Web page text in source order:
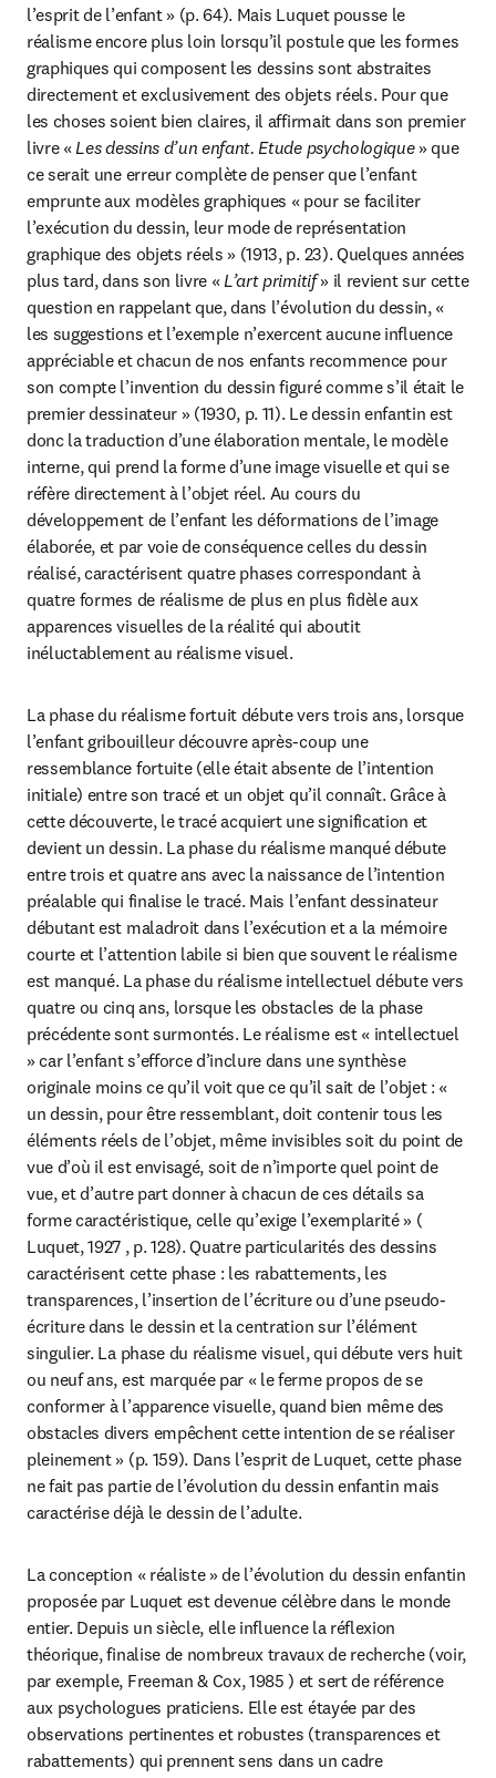
l’esprit de l’enfant » (p. 64). Mais Luquet pousse le
réalisme encore plus loin lorsqu’il postule que les formes
graphiques qui composent les dessins sont abstraites
directement et exclusivement des objets réels. Pour que
les choses soient bien claires, il affirmait dans son premier
livre « Les dessins d’un enfant. Etude psychologique » que
ce serait une erreur complète de penser que l’enfant
emprunte aux modèles graphiques « pour se faciliter
l’exécution du dessin, leur mode de représentation
graphique des objets réels » (1913, p. 23). Quelques années
plus tard, dans son livre « L’art primitif » il revient sur cette
question en rappelant que, dans l’évolution du dessin, «
les suggestions et l’exemple n’exercent aucune influence
appréciable et chacun de nos enfants recommence pour
son compte l’invention du dessin figuré comme s’il était le
premier dessinateur » (1930, p. 11). Le dessin enfantin est
donc la traduction d’une élaboration mentale, le modèle
interne, qui prend la forme d’une image visuelle et qui se
réfère directement à l’objet réel. Au cours du
développement de l’enfant les déformations de l’image
élaborée, et par voie de conséquence celles du dessin
réalisé, caractérisent quatre phases correspondant à
quatre formes de réalisme de plus en plus fidèle aux
apparences visuelles de la réalité qui aboutit
inéluctablement au réalisme visuel.
La phase du réalisme fortuit débute vers trois ans, lorsque
l’enfant gribouilleur découvre après-coup une
ressemblance fortuite (elle était absente de l’intention
initiale) entre son tracé et un objet qu’il connaît. Grâce à
cette découverte, le tracé acquiert une signification et
devient un dessin. La phase du réalisme manqué débute
entre trois et quatre ans avec la naissance de l’intention
préalable qui finalise le tracé. Mais l’enfant dessinateur
débutant est maladroit dans l’exécution et a la mémoire
courte et l’attention labile si bien que souvent le réalisme
est manqué. La phase du réalisme intellectuel débute vers
quatre ou cinq ans, lorsque les obstacles de la phase
précédente sont surmontés. Le réalisme est « intellectuel
» car l’enfant s’efforce d’inclure dans une synthèse
originale moins ce qu’il voit que ce qu’il sait de l’objet : «
un dessin, pour être ressemblant, doit contenir tous les
éléments réels de l’objet, même invisibles soit du point de
vue d’où il est envisagé, soit de n’importe quel point de
vue, et d’autre part donner à chacun de ces détails sa
forme caractéristique, celle qu’exige l’exemplarité » (
Luquet, 1927 , p. 128). Quatre particularités des dessins
caractérisent cette phase : les rabattements, les
transparences, l’insertion de l’écriture ou d’une pseudo-
écriture dans le dessin et la centration sur l’élément
singulier. La phase du réalisme visuel, qui débute vers huit
ou neuf ans, est marquée par « le ferme propos de se
conformer à l’apparence visuelle, quand bien même des
obstacles divers empêchent cette intention de se réaliser
pleinement » (p. 159). Dans l’esprit de Luquet, cette phase
ne fait pas partie de l’évolution du dessin enfantin mais
caractérise déjà le dessin de l’adulte.
La conception « réaliste » de l’évolution du dessin enfantin
proposée par Luquet est devenue célèbre dans le monde
entier. Depuis un siècle, elle influence la réflexion
théorique, finalise de nombreux travaux de recherche (voir,
par exemple, Freeman & Cox, 1985 ) et sert de référence
aux psychologues praticiens. Elle est étayée par des
observations pertinentes et robustes (transparences et
rabattements) qui prennent sens dans un cadre